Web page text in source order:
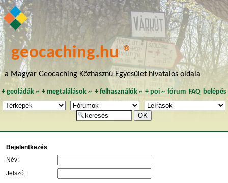
geocaching.hu ®
a Magyar Geocaching Közhasznú Egyesület hivatalos oldala
+ geoládák~ +megtalálások ~ + felhasználók~ + poi~ fórum FAQ belépés
Bejelentkezés
Név:
Jelszó: